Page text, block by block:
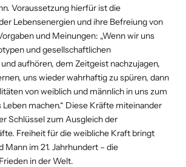
Voraussetzung hierfür ist die
Lebensenergien und ihre Befreiung von
und Meinungen: „Wenn wir uns
und gesellschaftlichen
aufhören, dem Zeitgeist nachzujagen,
uns wieder wahrhaftig zu spüren, dann
von weiblich und männlich in uns zum
machen.“ Diese Kräfte miteinander
Schlüssel zum Ausgleich der
Freiheit für die weibliche Kraft bringt
Mann im 21. Jahrhundert – die
in der Welt.